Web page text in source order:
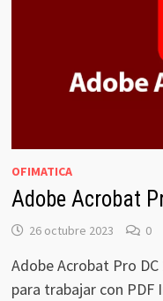
OFIMATICA
Adobe Acrobat
26 octubre 2023 0
Adobe Acrobat Pro
para trabajar con